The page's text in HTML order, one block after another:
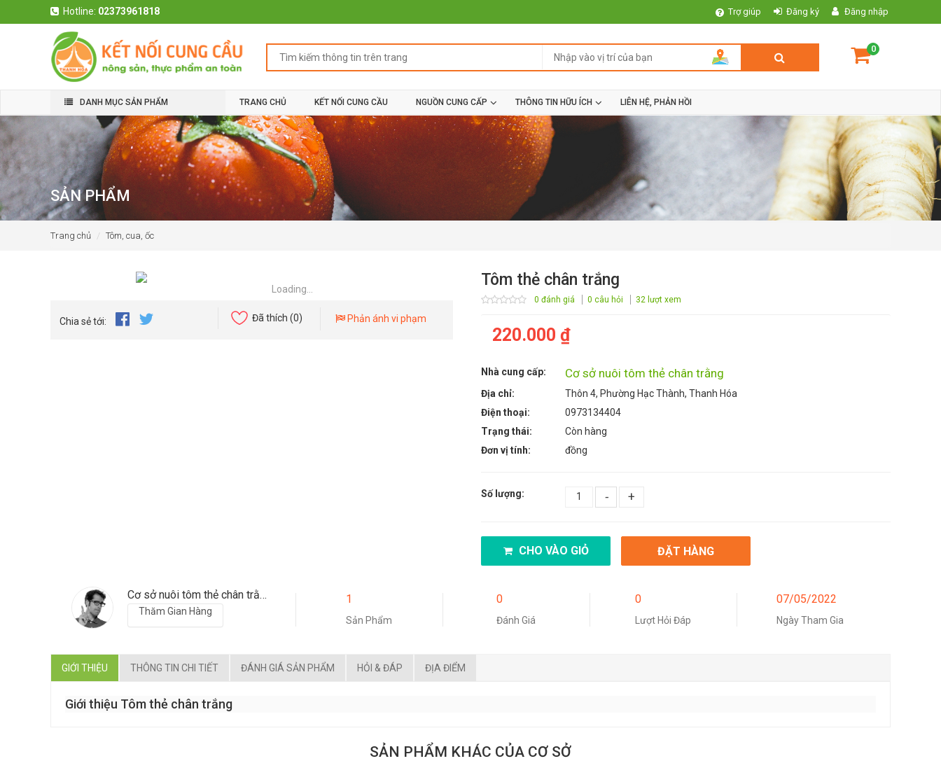
Hotline: 02373961818 Trợ giúp Đăng ký Đăng nhập
0
DANH MỤC SẢN PHẨM TRANG CHỦ KẾT NỐI CUNG CẦU NGUỒN CUNG CẤP THÔNG TIN HỮU ÍCH LIÊN HỆ, PHẢN HỒI
SẢN PHẨM
Trang chủ Tôm, cua, ốc
Loading...
Chia sẻ tới: Đã thích (0) Phản ánh vi phạm
Tôm thẻ chân trắng
0 đánh giá 0 câu hỏi 32 lượt xem
220.000 ₫
Nhà cung cấp: Cơ sở nuôi tôm thẻ chân trằng
Địa chỉ:
Thôn 4, Phường Hạc Thành, Thanh Hóa
Điện thoại:
0973134404
Trạng thái:
Còn hàng
Đơn vị tính:
đồng
Số lượng: - +
CHO VÀO GIỎ ĐẶT HÀNG
Cơ sở nuôi tôm thẻ chân trằng
Thăm Gian Hàng
1
Sản Phẩm
0
Đánh Giá
0
Lượt Hỏi Đáp
07/05/2022
Ngày Tham Gia
GIỚI THIỆU THÔNG TIN CHI TIẾT ĐÁNH GIÁ SẢN PHẨM HỎI & ĐÁP ĐỊA ĐIỂM
Giới thiệu Tôm thẻ chân trắng
SẢN PHẨM KHÁC CỦA CƠ SỞ